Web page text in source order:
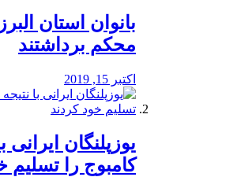
بانوان استان
محكم برداشتند
اکتبر 15, 2019
یوزپلنگان
کامبوج را تسلیم